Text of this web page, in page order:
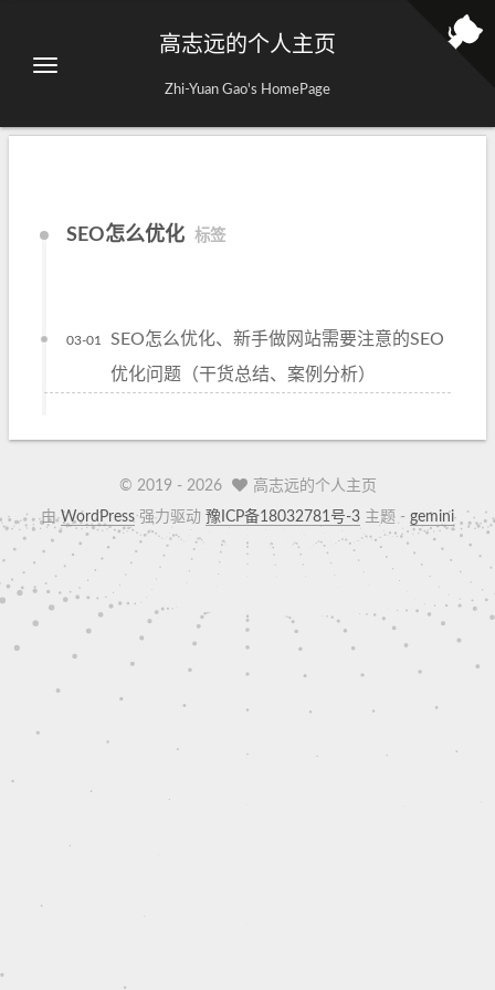
高志远的个人主页
Zhi-Yuan Gao's HomePage
SEO怎么优化 标签
SEO怎么优化、新手做网站需要注意的SEO
优化问题（干货总结、案例分析）
03-01
© 2019 - 2026
高志远的个人主页
由WordPress强力驱动 豫ICP备18032781号-3 主题 - gemini